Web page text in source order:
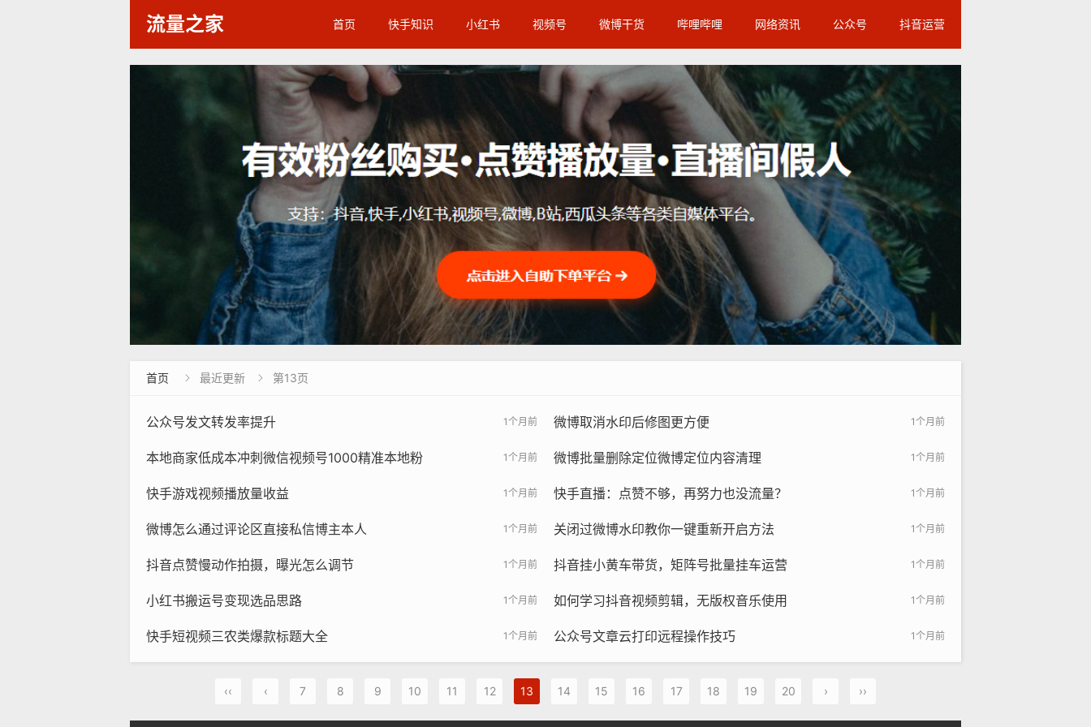
流量之家 首页 快手知识 小红书 视频号 微博干货 哔哩哔哩 网络资讯 公众号 抖音运营
首页  最近更新  第13页
1个月前
公众号发文转发率提升 1个月前
微博取消水印后修图更方便
1个月前
本地商家低成本冲刺微信视频号1000精准本地粉 1个月前
微博批量删除定位微博定位内容清理
1个月前
快手游戏视频播放量收益 1个月前
快手直播：点赞不够，再努力也没流量？
1个月前
微博怎么通过评论区直接私信博主本人 1个月前
关闭过微博水印教你一键重新开启方法
1个月前
抖音点赞慢动作拍摄，曝光怎么调节 1个月前
抖音挂小黄车带货，矩阵号批量挂车运营
1个月前
小红书搬运号变现选品思路 1个月前
如何学习抖音视频剪辑，无版权音乐使用
1个月前
快手短视频三农类爆款标题大全 1个月前
公众号文章云打印远程操作技巧
‹‹ ‹ 7 8 9 10 11 12 13 14 15 16 17 18 19 20 › ››